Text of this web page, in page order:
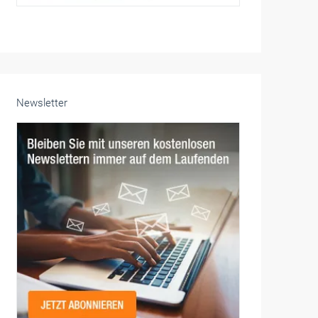
Newsletter